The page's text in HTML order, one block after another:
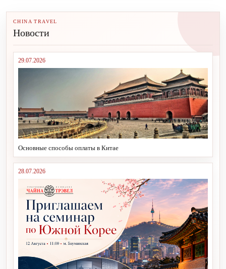
CHINA TRAVEL
Новости
29.07.2026
Основные способы оплаты в Китае
28.07.2026